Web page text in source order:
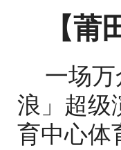
【
一场
浪」超级
育中心体